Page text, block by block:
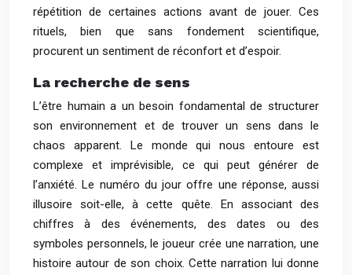
répétition de certaines actions avant de jouer. Ces
rituels, bien que sans fondement scientifique,
procurent un sentiment de réconfort et d’espoir.
La recherche de sens
L’être humain a un besoin fondamental de structurer
son environnement et de trouver un sens dans le
chaos apparent. Le monde qui nous entoure est
complexe et imprévisible, ce qui peut générer de
l’anxiété. Le numéro du jour offre une réponse, aussi
illusoire soit-elle, à cette quête. En associant des
chiffres à des événements, des dates ou des
symboles personnels, le joueur crée une narration, une
histoire autour de son choix. Cette narration lui donne